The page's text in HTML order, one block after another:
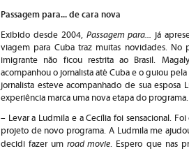
Passagem para... de cara nova
Exibido desde 2004,Passagem para... já
viagem para Cuba traz muitas novidades.
imigrante não ficou restrita ao Brasil.
acompanhou o jornalista até Cuba e o guiou
jornalista esteve acompanhado de sua esposa
experiência marca uma nova etapa do programa.
– Levar a Ludmila e a Cecília foi sensacional.
projeto de novo programa. A Ludmila me
decidi fazer umroad movie. Espero que nas